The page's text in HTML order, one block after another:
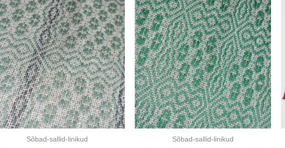
Sõbad-sallid-linikud Sõbad-sallid-linikud